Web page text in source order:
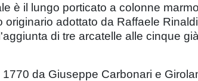
è il lungo porticato a colonne
adottato da Raffaele
di tre arcatelle alle cinque
da Giuseppe Carbonari e